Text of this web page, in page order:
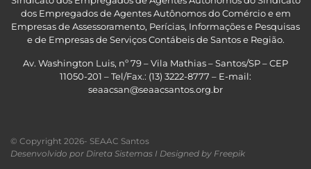
dos Empregados de Agentes Autônomos do Comércio e em
Empresas de Assessoramento, Perícias, Informações e Pesquisas
e de Empresas de Serviços Contábeis de Santos e Região.
Av. Washington Luis, nº 79 – Vila Mathias – Santos/SP – CEP
11050-201 – Tel/Fax.: (13) 3222-8777 – E-mail:
seaacsan@seaacsantos.org.br
© Copyright 2026- SEAAC Santos
Desenvolvido por Direta Sistemas I Designed by Freepik